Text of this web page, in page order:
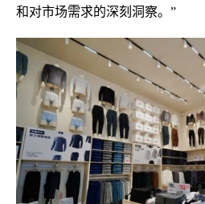
和对市场需求的深刻洞察。”